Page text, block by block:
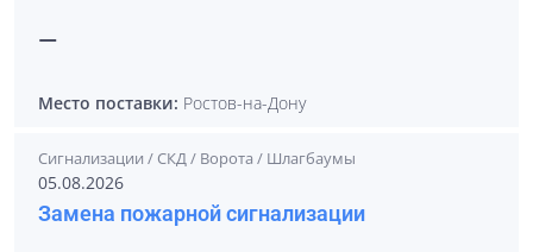
—
Место поставки: Ростов-на-Дону
Сигнализации / СКД / Ворота / Шлагбаумы
05.08.2026
Замена пожарной сигнализации